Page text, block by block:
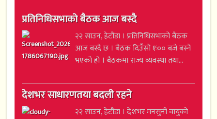
प्रतिनिधिसभाको बैठक आज बस्दै
२२ साउन, हेटौंडा । प्रतिनिधिसभाको बैठक
आज बस्दै छ । बैठक दिउँसो १ः०० बजे बस्ने
भएको हो । बैठकमा राज्य व्यवस्था तथा...
देशभर साधारणतया बदली रहने
२२ साउन, हेटौंडा । देशभर मनसुनी वायुको